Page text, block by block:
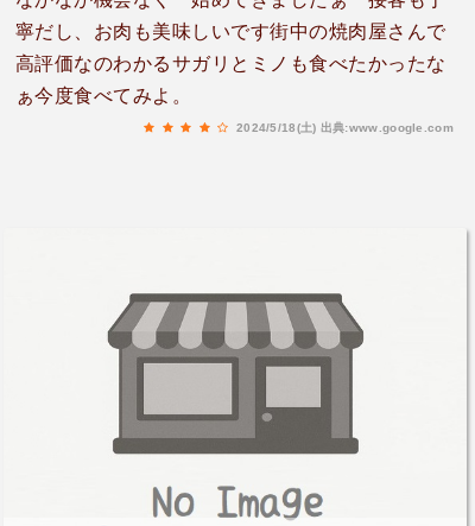
寧だし、お肉も美味しいです街中の焼肉屋さんで
高評価なのわかるサガリとミノも食べたかったな
ぁ今度食べてみよ。
2024/5/18(土) 出典:www.google.com